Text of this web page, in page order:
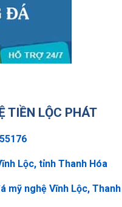
TIỀN LỘC PHÁT
Lộc, tỉnh Thanh Hóa
mỹ nghệ Vĩnh Lộc, Thanh